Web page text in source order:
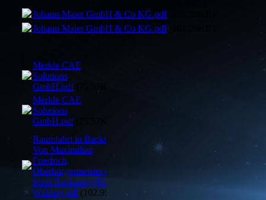
Johann Maier GmbH & Co KG.pdf(101.29KB)
Johann Maier GmbH & Co KG.pdf(101.29KB)
Merkle CAE
Solutions
GmbH.pdf(75.57KB)
Merkle CAE
Solutions
GmbH.pdf(75.57KB)
Raumfahrt in Backnang,
Von Maximilian
Friedrich,
Oberbürgermeister der
Stadt Backnang (Freie
Wähler).pdf(102.95KB)